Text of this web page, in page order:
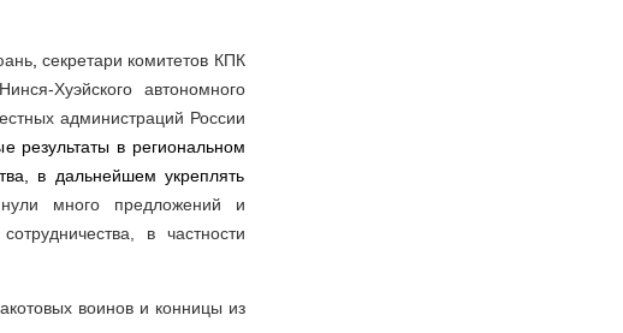
,секретари комитетов КПК
Нинся-Хуэйского автономного
администраций России
результаты в региональном
в дальнейшем укреплять
много предложений и
в частности
воинов и конницы из